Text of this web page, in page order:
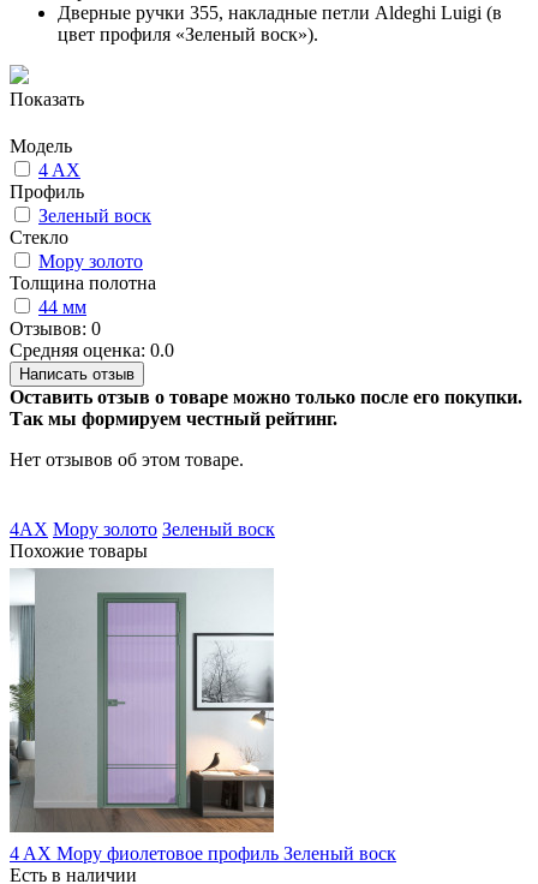
Дверные ручки 355, накладные петли Aldeghi Luigi (в
цвет профиля «Зеленый воск»).
Показать
Модель
4 AX
Профиль
Зеленый воск
Стекло
Мору золото
Толщина полотна
44 мм
Отзывов: 0
Средняя оценка: 0.0
Написать отзыв
Оставить отзыв о товаре можно только после его покупки.
Так мы формируем честный рейтинг.
Нет отзывов об этом товаре.
4AX Мору золото Зеленый воск
Похожие товары
4 AX Мору фиолетовое профиль Зеленый воск
Есть в наличии